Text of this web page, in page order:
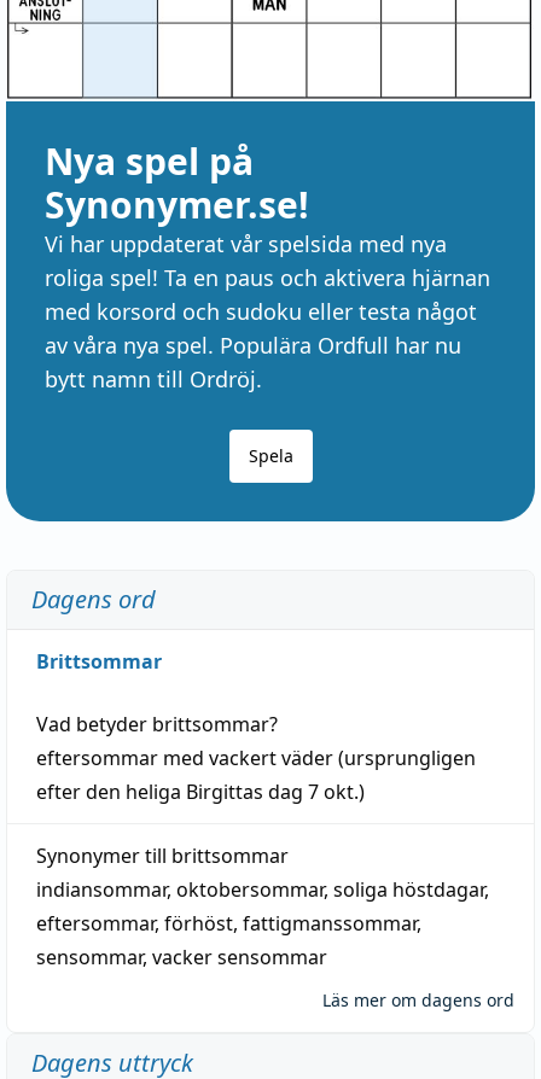
Nya spel på
Synonymer.se!
Vi har uppdaterat vår spelsida med nya
roliga spel! Ta en paus och aktivera hjärnan
med korsord och sudoku eller testa något
av våra nya spel. Populära Ordfull har nu
bytt namn till Ordröj.
Spela
Dagens ord
Brittsommar
Vad betyder brittsommar?
eftersommar med vackertväder(ursprungligen
efter den heliga Birgittas dag 7 okt.)
Synonymer till brittsommar
indiansommar, oktobersommar, soliga höstdagar,
eftersommar, förhöst, fattigmanssommar,
sensommar, vacker sensommar
Läs mer om dagens ord
Dagens uttryck